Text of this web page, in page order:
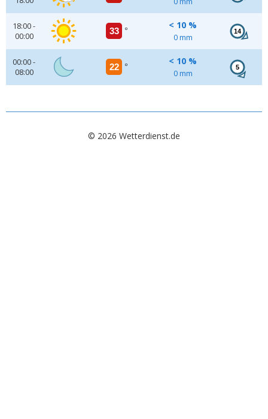
18:00 -
00:00
33 °
< 10 %
0 mm
14
00:00 -
08:00
22 °
< 10 %
0 mm
5
© 2026 Wetterdienst.de